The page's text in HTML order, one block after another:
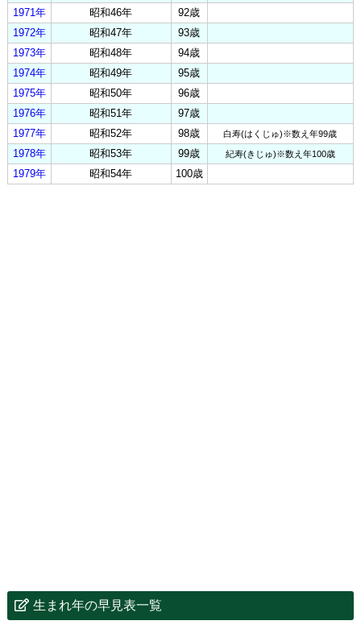
1971年
昭和46年
92歳
1972年
昭和47年
93歳
1973年
昭和48年
94歳
1974年
昭和49年
95歳
1975年
昭和50年
96歳
1976年
昭和51年
97歳
1977年
昭和52年 98歳 白寿(はくじゅ)※数え年99歳
1978年 昭和53年 99歳 紀寿(きじゅ)※数え年100歳
1979年 昭和54年 100歳
生まれ年の早見表一覧